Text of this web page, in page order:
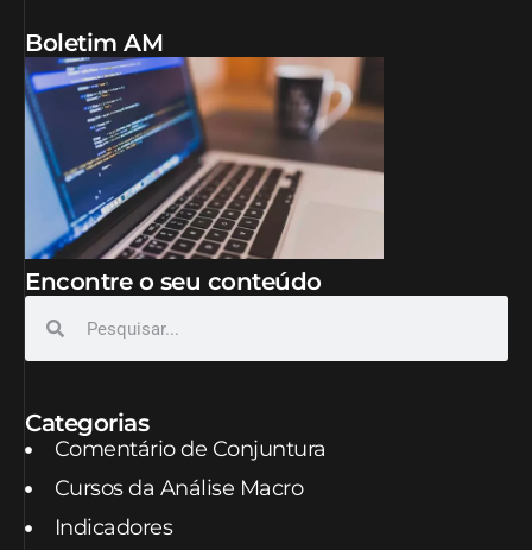
Boletim AM
Encontre o seu conteúdo
Categorias
Comentário de Conjuntura
Cursos da Análise Macro
Indicadores